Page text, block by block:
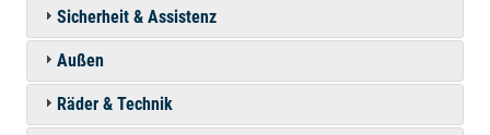
Sicherheit & Assistenz
Außen
Räder & Technik